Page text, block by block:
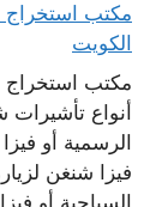
الكويت
مكتب استخراج
أنواع
الرسمية أو
فيزا شنغن